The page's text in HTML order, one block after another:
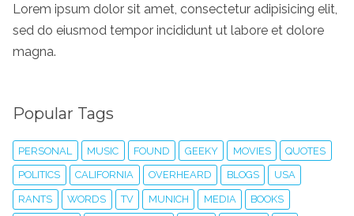
Lorem ipsum dolor sit amet, consectetur adipisicing elit,
sed do eiusmod tempor incididunt ut labore et dolore
magna.
Popular Tags
PERSONAL MUSIC FOUND GEEKY MOVIES QUOTES
POLITICS CALIFORNIA OVERHEARD BLOGS USA
RANTS WORDS TV MUNICH MEDIA BOOKS